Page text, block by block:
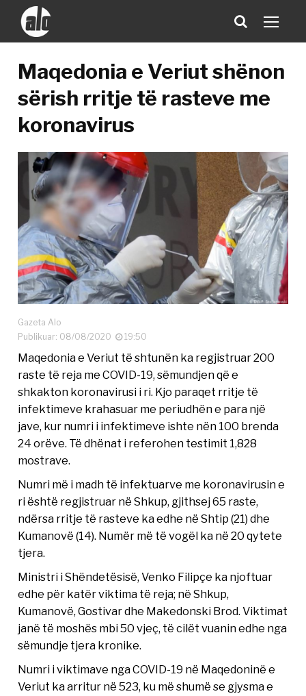
Maqedonia e Veriut shënon
sërish rritje të rasteve me
koronavirus
Gazeta Alo
Publikuar: 08/08/2020
19:50
Maqedonia e Veriut të shtunën ka regjistruar 200
raste të reja me COVID-19, sëmundjen që e
shkakton koronavirusi i ri. Kjo paraqet rritje të
infektimeve krahasuar me periudhën e para një
jave, kur numri i infektimeve ishte nën 100 brenda
24 orëve. Të dhënat i referohen testimit 1,828
mostrave.
Numri më i madh të infektuarve me koronavirusin e
ri është regjistruar në Shkup, gjithsej 65 raste,
ndërsa rritje të rasteve ka edhe në Shtip (21) dhe
Kumanovë (14). Numër më të vogël ka në 20 qytete
tjera.
Ministri i Shëndetësisë, Venko Filipçe ka njoftuar
edhe për katër viktima të reja; në Shkup,
Kumanovë, Gostivar dhe Makedonski Brod. Viktimat
janë të moshës mbi 50 vjeç, të cilët vuanin edhe nga
sëmundje tjera kronike.
Numri i viktimave nga COVID-19 në Maqedoninë e
Veriut ka arritur në 523, ku më shumë se gjysma e